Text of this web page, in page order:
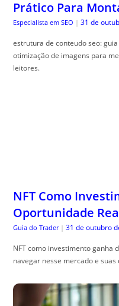
Prático Para
Especialista em SEO | 31 de
estrutura de conteudo seo:
otimização de imagens para
leitores.
NFT Como
Oportunidade
Guia do Trader | 31 de outubro
NFT como investimento ganha
navegar nesse mercado e